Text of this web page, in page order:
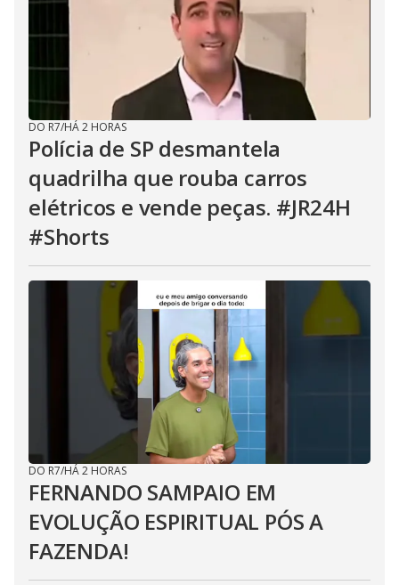
DO R7/HÁ 2 HORAS
Polícia de SP desmantela
quadrilha que rouba carros
elétricos e vende peças. #JR24H
#Shorts
DO R7/HÁ 2 HORAS
FERNANDO SAMPAIO EM
EVOLUÇÃO ESPIRITUAL PÓS A
FAZENDA!